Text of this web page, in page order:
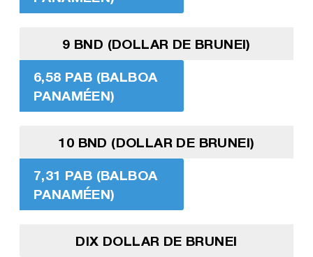
9 BND (DOLLAR DE BRUNEI)
6,58 PAB (BALBOA
PANAMÉEN)
10 BND (DOLLAR DE BRUNEI)
7,31 PAB (BALBOA
PANAMÉEN)
DIX DOLLAR DE BRUNEI